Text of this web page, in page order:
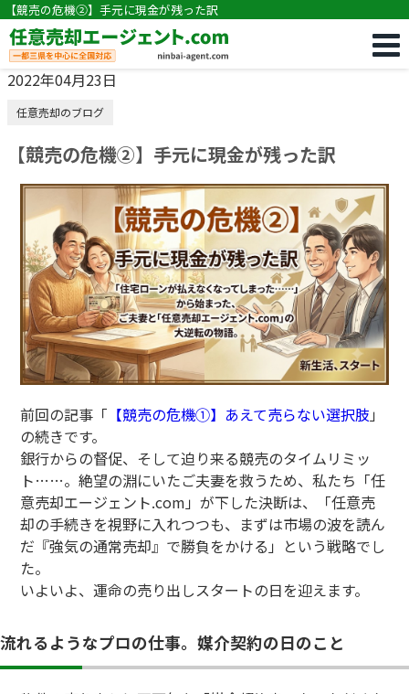
【競売の危機②】手元に現金が残った訳
2022年04月23日
任意売却のブログ
【競売の危機②】手元に現金が残った訳
前回の記事「 【競売の危機①】あえて売らない選択肢 」
の続きです。
銀行からの督促、そして迫り来る競売のタイムリミッ
ト……。絶望の淵にいたご夫妻を救うため、私たち「任
意売却エージェント.com」が下した決断は、「任意売
却の手続きを視野に入れつつも、まずは市場の波を読ん
だ『強気の通常売却』で勝負をかける」という戦略でし
た。
いよいよ、運命の売り出しスタートの日を迎えます。
流れるようなプロの仕事。媒介契約の日のこと